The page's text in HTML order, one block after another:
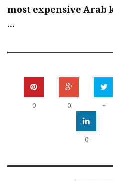
most expensive Arab
...
+
0
0
0